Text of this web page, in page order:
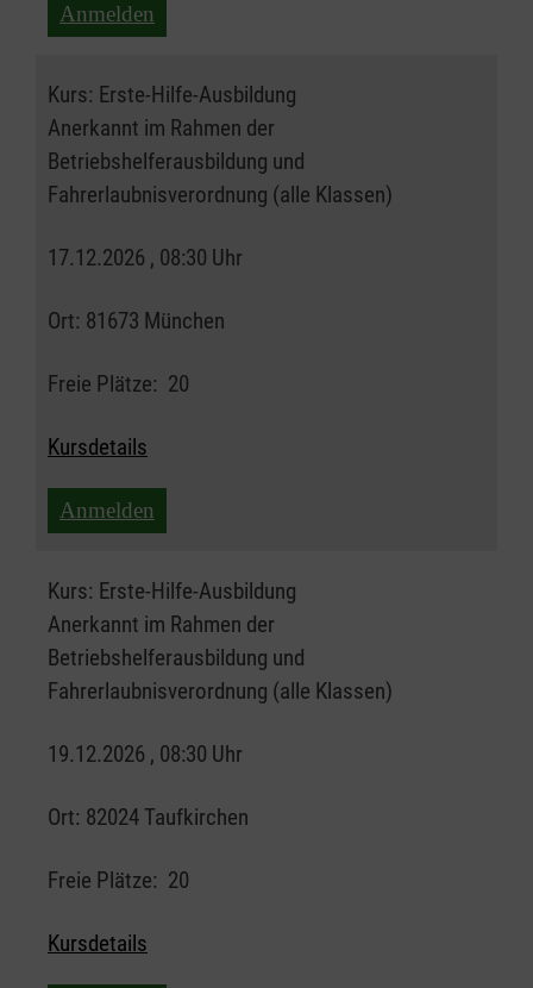
Anmelden
Kurs: Erste-Hilfe-Ausbildung
Anerkannt im Rahmen der
Betriebshelferausbildung und
Fahrerlaubnisverordnung (alle Klassen)
17.12.2026 , 08:30 Uhr
Ort: 81673 München
Freie Plätze: 20
Kursdetails
Anmelden
Kurs: Erste-Hilfe-Ausbildung
Anerkannt im Rahmen der
Betriebshelferausbildung und
Fahrerlaubnisverordnung (alle Klassen)
19.12.2026 , 08:30 Uhr
Ort: 82024 Taufkirchen
Freie Plätze: 20
Kursdetails